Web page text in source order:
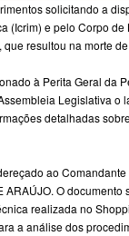
solicitando a
(Icrim) e pelo Corpo
resultou na morte
à Perita Geral da
Legislativa o
detalhadas
ao
ARAÚJO. O
realizada no
a análise dos